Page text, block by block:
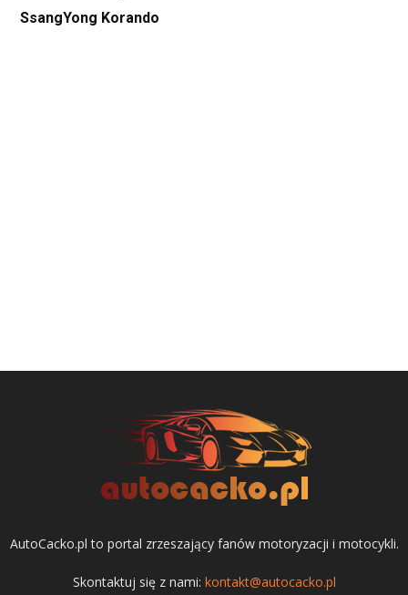
SsangYong Korando
AutoCacko.pl to portal zrzeszający fanów motoryzacji i motocykli.
Skontaktuj się z nami: kontakt@autocacko.pl